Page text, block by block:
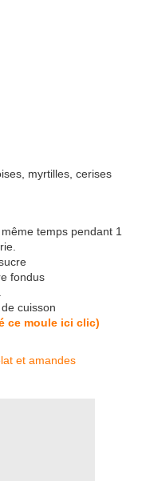
myrtilles, cerises
temps pendant 1
fondus
cuisson
ce moule ici clic)